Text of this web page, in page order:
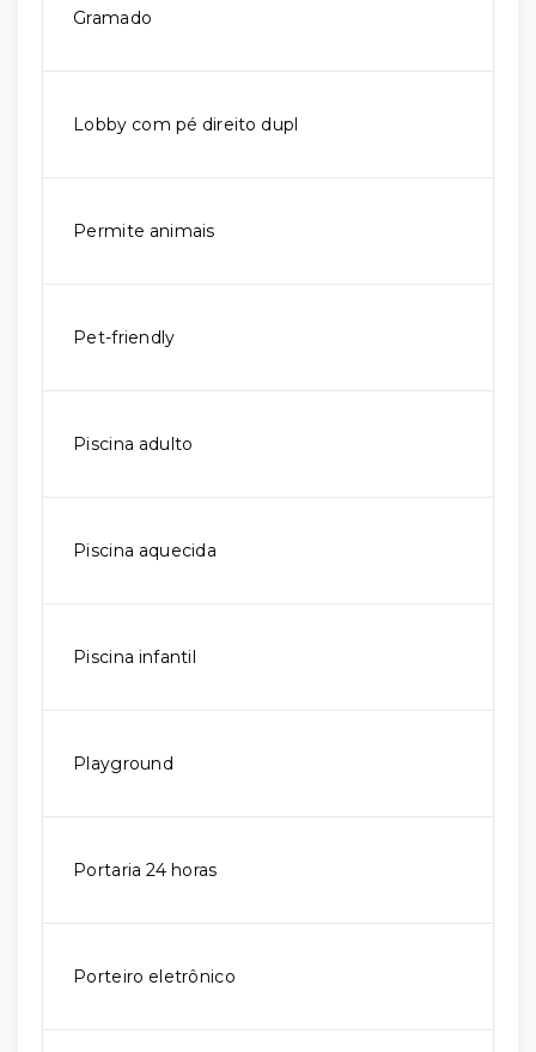
Gramado
Lobby com pé direito dupl
Permite animais
Pet-friendly
Piscina adulto
Piscina aquecida
Piscina infantil
Playground
Portaria 24 horas
Porteiro eletrônico